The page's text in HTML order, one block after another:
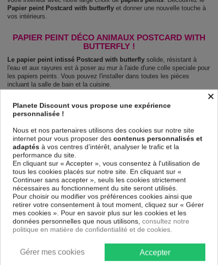
Papier peint Postcard with butterfly et donner une nouvelle touche à
vos intérieurs.
PAPIER PEINT DÉCO ANIMAUX POSTCARD WITH
BUTTERFLY !
Le papier peint intissé Postcard with butterfly solide, résistant à
l'eau et aux rayures est à poser au mur à l'aide d'une colle speciale pour
les papiers peints. Vous pouvez l'installer dans toutes les pièces
incluant la salle de bain et la cuisine.
sûr, parfait même pour la chambre à coucher et la chambre des enfants.
Impression haute qualité : impression numérique en résolution de
très durable.
Le papier peint dispose d'une surface demi terne, il couvre les
imperfections et laisse respirer le mur.
Notre large choix de papiers peints tendances et modernes constituent
un moyen simple et pas cher de donner une nouvelle touche à vos
intérieurs, il y en a pour tous les goût.
Emballage sécurisé pour la livraison
Avant d’être envoyé, le papier peint est enroulé et mis dans un gros
carton.
Montage facile : Chaque papier peint est partagé en lés de 50 cm.
Poids: 120 g/m2
Dimensions des panneaux Postcard with butterfly :
100x70: 50x70 50x70
200x140: 50x140 50x140 50x140 50x140
×
Planete Discount vous propose une expérience
personnalisée !
Nous et nos partenaires utilisons des cookies sur notre site
internet pour vous proposer des contenus personnalisés et
adaptés à vos centres d’intérêt, analyser le trafic et la
performance du site.
En cliquant sur « Accepter », vous consentez à l'utilisation de
tous les cookies placés sur notre site. En cliquant sur «
Continuer sans accepter », seuls les cookies strictement
nécessaires au fonctionnement du site seront utilisés.
Pour choisir ou modifier vos préférences cookies ainsi que
retirer votre consentement à tout moment, cliquez sur « Gérer
mes cookies ». Pour en savoir plus sur les cookies et les
données personnelles que nous utilisons, consultez notre
politique en matière de confidentialité et de cookies.
Accepter
Gérer mes cookies